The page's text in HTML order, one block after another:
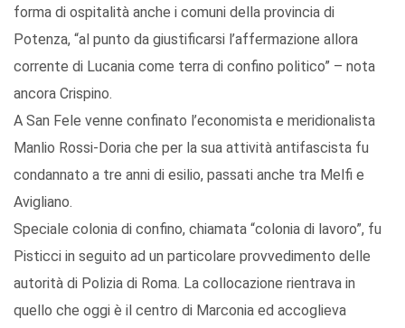
forma di ospitalità anche i comuni della provincia di
Potenza, “al punto da giustificarsi l’affermazione allora
corrente di Lucania come terra di confino politico” – nota
ancora Crispino.
A San Fele venne confinato l’economista e meridionalista
Manlio Rossi-Doria che per la sua attività antifascista fu
condannato a tre anni di esilio, passati anche tra Melfi e
Avigliano.
Speciale colonia di confino, chiamata “colonia di lavoro”, fu
Pisticci in seguito ad un particolare provvedimento delle
autorità di Polizia di Roma. La collocazione rientrava in
quello che oggi è il centro di Marconia ed accoglieva